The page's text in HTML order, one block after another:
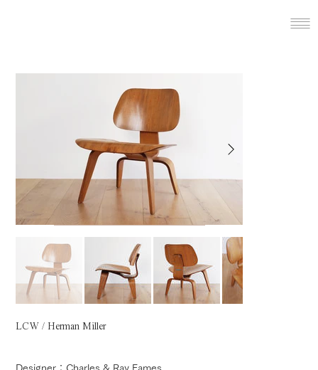
LCW / Herman Miller
Designer：Charles & Ray Eames